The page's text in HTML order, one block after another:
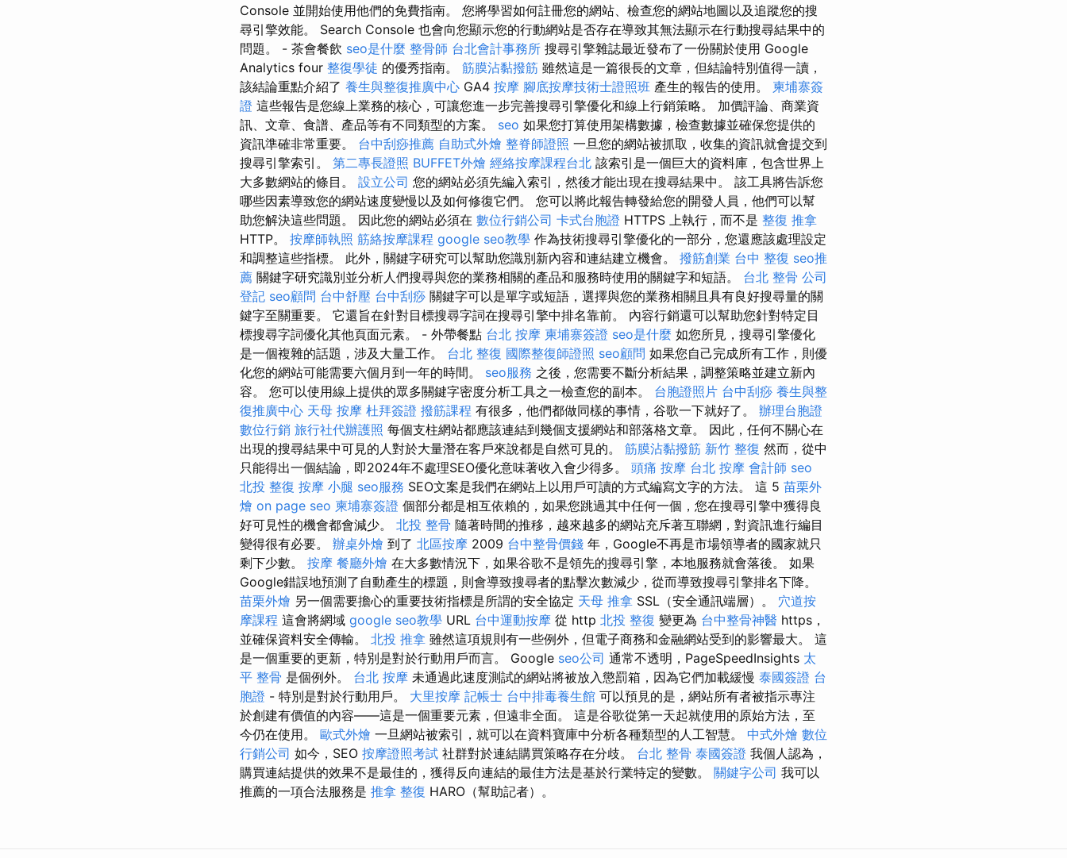
Console 並開始使用他們的免費指南。 您將學習如何註冊您的網站、檢查您的網站地圖以及追蹤您的搜
尋引擎效能。 Search Console 也會向您顯示您的行動網站是否存在導致其無法顯示在行動搜尋結果中的
問題。 - 茶會餐飲 seo是什麼 整骨師 台北會計事務所 搜尋引擎雜誌最近發布了一份關於使用 Google
Analytics four 整復學徒 的優秀指南。 筋膜沾黏撥筋 雖然這是一篇很長的文章，但結論特別值得一讀，
該結論重點介紹了 養生與整復推廣中心 GA4 按摩 腳底按摩技術士證照班 產生的報告的使用。 柬埔寨簽
證 這些報告是您線上業務的核心，可讓您進一步完善搜尋引擎優化和線上行銷策略。 加價評論、商業資
訊、文章、食譜、產品等有不同類型的方案。 seo 如果您打算使用架構數據，檢查數據並確保您提供的
資訊準確非常重要。 台中刮痧推薦 自助式外燴 整脊師證照 一旦您的網站被抓取，收集的資訊就會提交到
搜尋引擎索引。 第二專長證照 BUFFET外燴 經絡按摩課程台北 該索引是一個巨大的資料庫，包含世界上
大多數網站的條目。 設立公司 您的網站必須先編入索引，然後才能出現在搜尋結果中。 該工具將告訴您
哪些因素導致您的網站速度變慢以及如何修復它們。 您可以將此報告轉發給您的開發人員，他們可以幫
助您解決這些問題。 因此您的網站必須在 數位行銷公司 卡式台胞證 HTTPS 上執行，而不是 整復 推拿
HTTP。 按摩師執照 筋絡按摩課程 google seo教學 作為技術搜尋引擎優化的一部分，您還應該處理設定
和調整這些指標。 此外，關鍵字研究可以幫助您識別新內容和連結建立機會。 撥筋創業 台中 整復 seo推
薦 關鍵字研究識別並分析人們搜尋與您的業務相關的產品和服務時使用的關鍵字和短語。 台北 整骨 公司
登記 seo顧問 台中舒壓 台中刮痧 關鍵字可以是單字或短語，選擇與您的業務相關且具有良好搜尋量的關
鍵字至關重要。 它還旨在針對目標搜尋字詞在搜尋引擎中排名靠前。 內容行銷還可以幫助您針對特定目
標搜尋字詞優化其他頁面元素。 - 外帶餐點 台北 按摩 柬埔寨簽證 seo是什麼 如您所見，搜尋引擎優化
是一個複雜的話題，涉及大量工作。 台北 整復 國際整復師證照 seo顧問 如果您自己完成所有工作，則優
化您的網站可能需要六個月到一年的時間。 seo服務 之後，您需要不斷分析結果，調整策略並建立新內
容。 您可以使用線上提供的眾多關鍵字密度分析工具之一檢查您的副本。 台胞證照片 台中刮痧 養生與整
復推廣中心 天母 按摩 杜拜簽證 撥筋課程 有很多，他們都做同樣的事情，谷歌一下就好了。 辦理台胞證
數位行銷 旅行社代辦護照 每個支柱網站都應該連結到幾個支援網站和部落格文章。 因此，任何不關心在
出現的搜尋結果中可見的人對於大量潛在客戶來說都是自然可見的。 筋膜沾黏撥筋 新竹 整復 然而，從中
只能得出一個結論，即2024年不處理SEO優化意味著收入會少得多。 頭痛 按摩 台北 按摩 會計師 seo
北投 整復 按摩 小腿 seo服務 SEO文案是我們在網站上以用戶可讀的方式編寫文字的方法。 這 5 苗栗外
燴 on page seo 柬埔寨簽證 個部分都是相互依賴的，如果您跳過其中任何一個，您在搜尋引擎中獲得良
好可見性的機會都會減少。 北投 整骨 隨著時間的推移，越來越多的網站充斥著互聯網，對資訊進行編目
變得很有必要。 辦桌外燴 到了 北區按摩 2009 台中整骨價錢 年，Google不再是市場領導者的國家就只
剩下少數。 按摩 餐廳外燴 在大多數情況下，如果谷歌不是領先的搜尋引擎，本地服務就會落後。 如果
Google錯誤地預測了自動產生的標題，則會導致搜尋者的點擊次數減少，從而導致搜尋引擎排名下降。
苗栗外燴 另一個需要擔心的重要技術指標是所謂的安全協定 天母 推拿 SSL（安全通訊端層）。 穴道按
摩課程 這會將網域 google seo教學 URL 台中運動按摩 從 http 北投 整復 變更為 台中整骨神醫 https，
並確保資料安全傳輸。 北投 推拿 雖然這項規則有一些例外，但電子商務和金融網站受到的影響最大。 這
是一個重要的更新，特別是對於行動用戶而言。 Google seo公司 通常不透明，PageSpeedInsights 太
平 整骨 是個例外。 台北 按摩 未通過此速度測試的網站將被放入懲罰箱，因為它們加載緩慢 泰國簽證 台
胞證 - 特別是對於行動用戶。 大里按摩 記帳士 台中排毒養生館 可以預見的是，網站所有者被指示專注
於創建有價值的內容——這是一個重要元素，但遠非全面。 這是谷歌從第一天起就使用的原始方法，至
今仍在使用。 歐式外燴 一旦網站被索引，就可以在資料寶庫中分析各種類型的人工智慧。 中式外燴 數位
行銷公司 如今，SEO 按摩證照考試 社群對於連結購買策略存在分歧。 台北 整骨 泰國簽證 我個人認為，
購買連結提供的效果不是最佳的，獲得反向連結的最佳方法是基於行業特定的變數。 關鍵字公司 我可以
推薦的一項合法服務是 推拿 整復 HARO（幫助記者）。